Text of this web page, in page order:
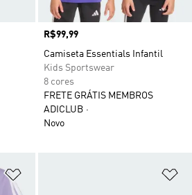
Preço
R$99,99
Camiseta Essentials Infantil
Kids Sportswear
8 cores
FRETE GRÁTIS MEMBROS
ADICLUB
Novo